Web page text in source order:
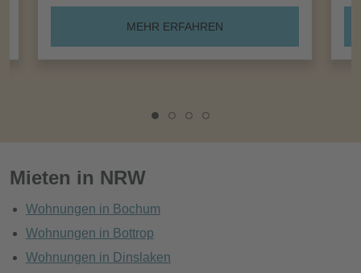
MEHR ERFAHREN
Mieten in NRW
Wohnungen in Bochum
Wohnungen in Bottrop
Wohnungen in Dinslaken